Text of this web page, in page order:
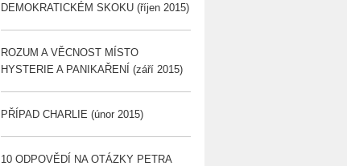
DEMOKRATICKÉM SKOKU (říjen 2015)
ROZUM A VĚCNOST MÍSTO
HYSTERIE A PANIKAŘENÍ (září 2015)
PŘÍPAD CHARLIE (únor 2015)
10 ODPOVĚDÍ NA OTÁZKY PETRA